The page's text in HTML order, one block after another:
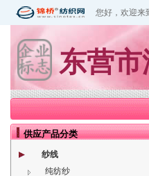
您好，欢迎来
东营
供应产品分类
纱线
纯纺纱